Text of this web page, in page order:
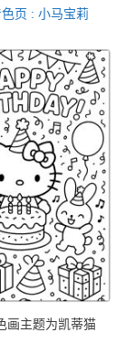
色页 : 小马宝莉
画主题为凯蒂猫